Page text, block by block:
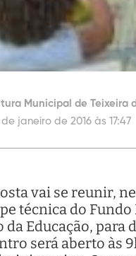
Municipal de Teixeira
janeiro de 2016 às 17:47
vai se reunir,
técnica do
Educação, para
será aberto às